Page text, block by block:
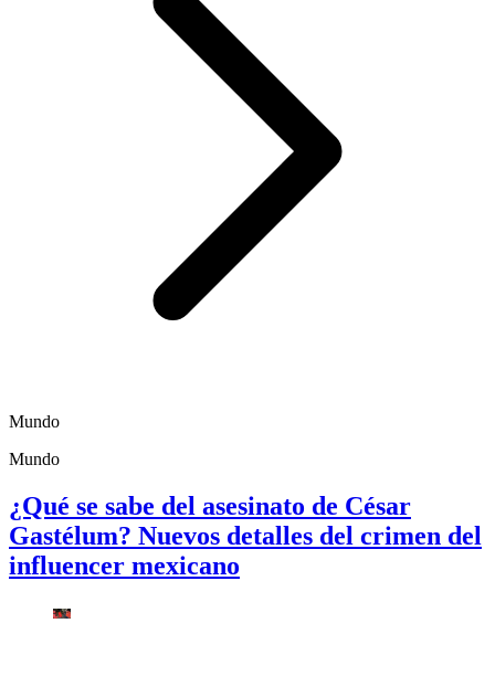
Mundo
Mundo
¿Qué se sabe del asesinato de César
Gastélum? Nuevos detalles del crimen del
influencer mexicano